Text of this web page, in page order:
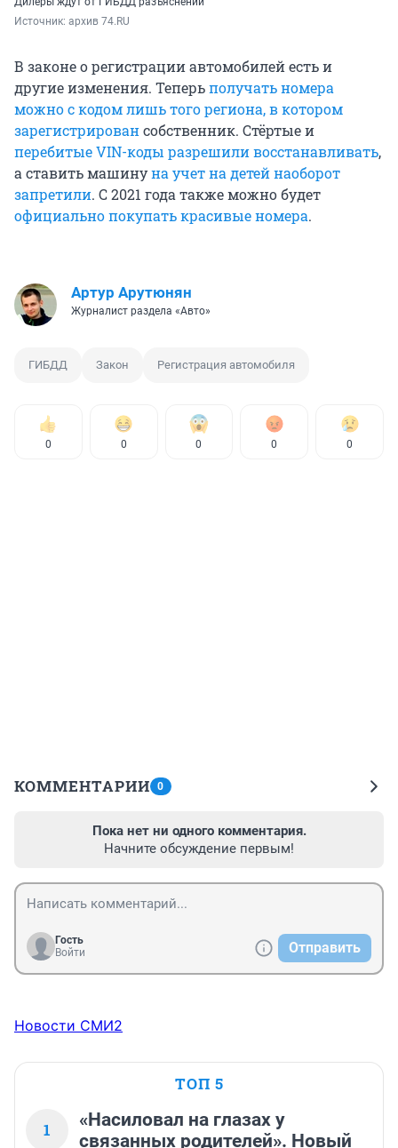
Источник: архив 74.RU
В законе о регистрации автомобилей есть и
другие изменения. Теперьполучать номера
можно с кодом лишь того региона, в котором
зарегистрировансобственник. Стёртые и
перебитые VIN-коды разрешили восстанавливать,
а ставить машинуна учет на детей наоборот
запретили. С 2021 года также можно будет
официально покупать красивые номера.
Артур Арутюнян
Журналист раздела «Авто»
ГИБДД Закон Регистрация автомобиля
0 0 0 0 0
КОММЕНТАРИИ 0
Пока нет ни одного комментария.
Начните обсуждение первым!
Гость
Войти
Отправить
Новости СМИ2
ТОП 5
1
«Насиловал на глазах у
связанных родителей». Новый